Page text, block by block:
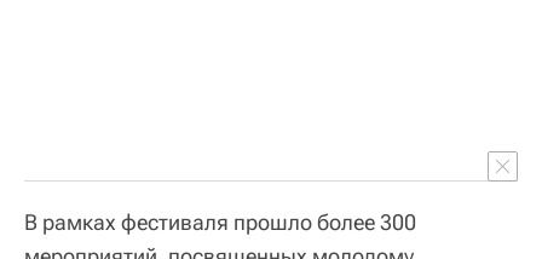
В рамках фестиваля прошло более 300